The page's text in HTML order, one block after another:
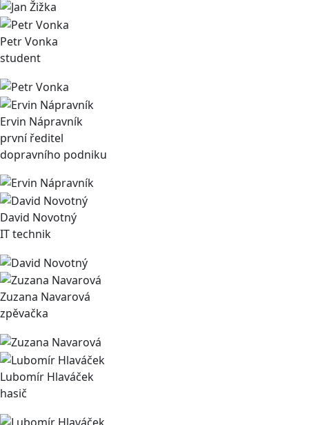
Petr Vonka
student
Ervin Nápravník
první ředitel
dopravního podniku
David Novotný
IT technik
Zuzana Navarová
zpěvačka
Lubomír Hlaváček
hasič